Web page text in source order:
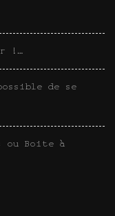
!…
de se
ou Boite à